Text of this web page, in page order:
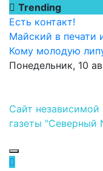
Перейти
содержимому
Trending
Есть контакт!
Майский в печати
Кому молодую
Понедельник, 10
Сайт
газеты "Северный